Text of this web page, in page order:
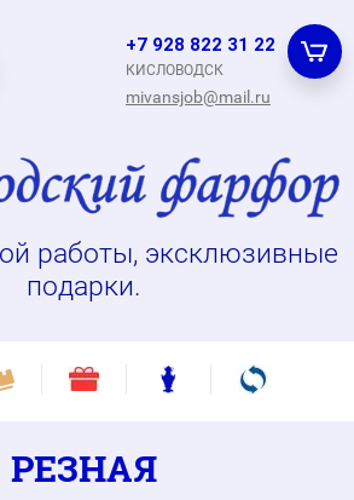
работы, эксклюзивные
подарки.
+7 928 822 31 22
КИСЛОВОДСК
mivansjob@mail.ru
РЕЗНАЯ